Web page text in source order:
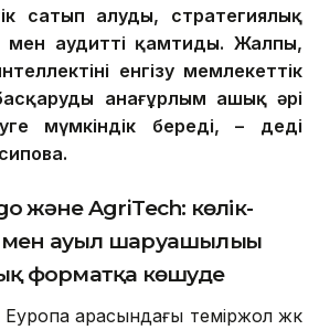
сатып алуды, стратегиялық
мен аудитті қамтиды. Жалпы,
ні енгізу мемлекеттік
анағұрлым ашық әрі
мүмкіндік береді, – деді
.
және AgriTech: көлік-
мен ауыл шаруашылығы
форматқа көшуде
Еуропа арасындағы теміржол жүк